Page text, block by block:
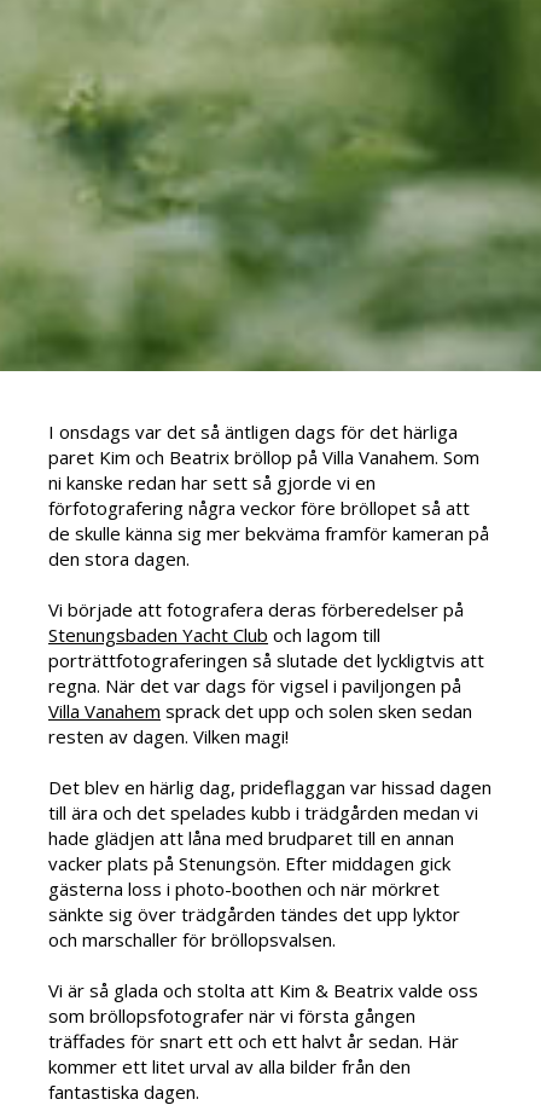
I onsdags var det så äntligen dags för det härliga
paret Kim och Beatrix bröllop på Villa Vanahem. Som
ni kanske redan har sett så gjorde vi en
förfotografering några veckor före bröllopet så att
de skulle känna sig mer bekväma framför kameran på
den stora dagen.
Vi började att fotografera deras förberedelser på
Stenungsbaden Yacht Club och lagom till
porträttfotograferingen så slutade det lyckligtvis att
regna. När det var dags för vigsel i paviljongen på
Villa Vanahem sprack det upp och solen sken sedan
resten av dagen. Vilken magi!
Det blev en härlig dag, prideflaggan var hissad dagen
till ära och det spelades kubb i trädgården medan vi
hade glädjen att låna med brudparet till en annan
vacker plats på Stenungsön. Efter middagen gick
gästerna loss i photo-boothen och när mörkret
sänkte sig över trädgården tändes det upp lyktor
och marschaller för bröllopsvalsen.
Vi är så glada och stolta att Kim & Beatrix valde oss
som bröllopsfotografer när vi första gången
träffades för snart ett och ett halvt år sedan. Här
kommer ett litet urval av alla bilder från den
fantastiska dagen.